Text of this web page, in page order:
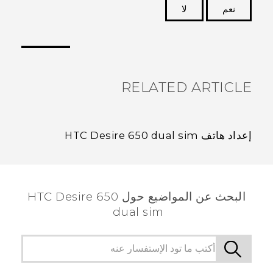
نعم
لا
RELATED ARTICLE
إعداد هاتف HTC Desire 650 dual sim
البحث عن المواضيع حول HTC Desire 650
dual sim